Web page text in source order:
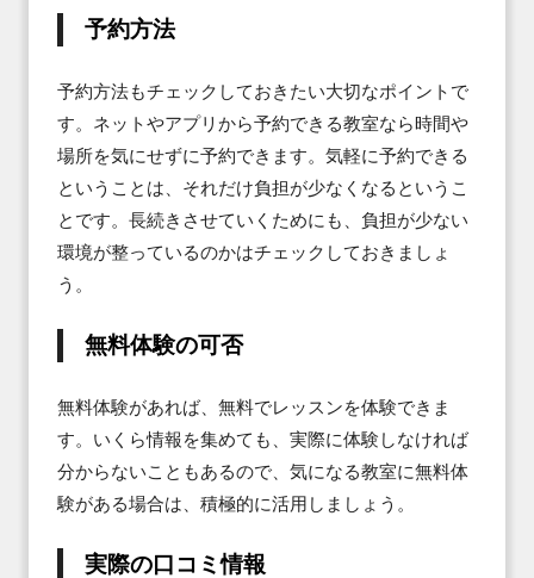
予約方法
予約方法もチェックしておきたい大切なポイントで
す。ネットやアプリから予約できる教室なら時間や
場所を気にせずに予約できます。気軽に予約できる
ということは、それだけ負担が少なくなるというこ
とです。長続きさせていくためにも、負担が少ない
環境が整っているのかはチェックしておきましょ
う。
無料体験の可否
無料体験があれば、無料でレッスンを体験できま
す。いくら情報を集めても、実際に体験しなければ
分からないこともあるので、気になる教室に無料体
験がある場合は、積極的に活用しましょう。
実際の口コミ情報